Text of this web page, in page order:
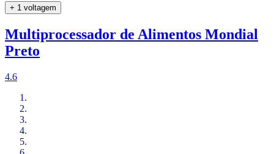
+ 1 voltagem
Multiprocessador de Alimentos Mondial
Preto
4.6